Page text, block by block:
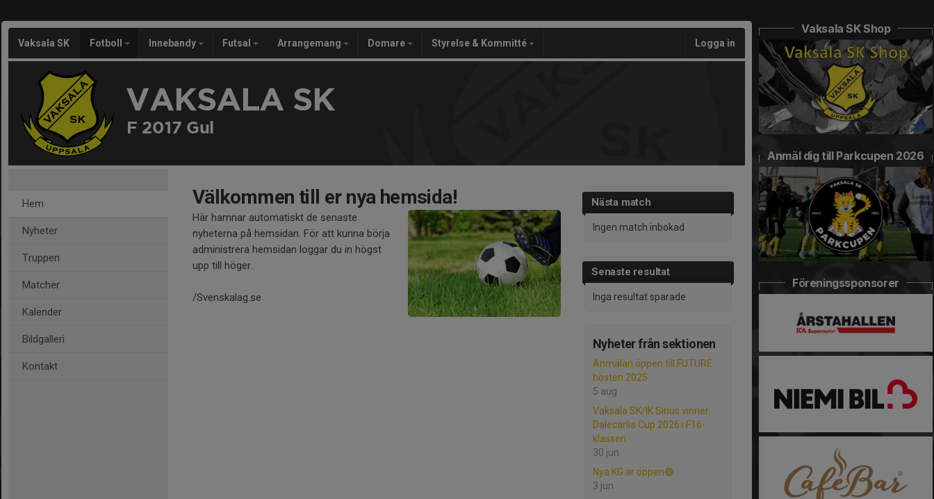
Vaksala SK Fotboll Innebandy Futsal Arrangemang Domare Styrelse & Kommitté Logga in
VAKSALA SK
F 2017 Gul
Hem
Nyheter
Truppen
Matcher
Kalender
Bildgalleri
Kontakt
Nästa match
Ingen match inbokad
Senaste resultat
Inga resultat sparade
Nyheter från sektionen
Anmälan öppen till FUTURE
hösten 2025
5 aug
Vaksala SK/IK Sirius vinner
Dalecarlia Cup 2026 i F16-
klassen
30 jun
Nya KG är öppen🟢
3 jun
Välkommen till er nya hemsida!
Här hamnar automatiskt de senaste
nyheterna på hemsidan. För att kunna börja
administrera hemsidan loggar du in högst
upp till höger.
/Svenskalag.se
Vaksala SK Shop
Anmäl dig till Parkcupen 2026
Föreningssponsorer